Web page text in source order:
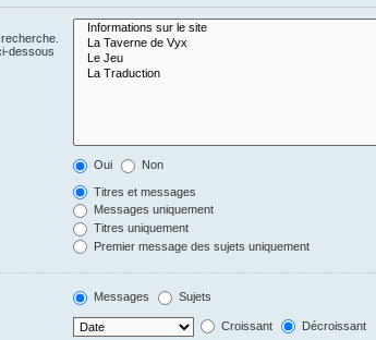
dessous
Oui Non
Titres et messages
Messages uniquement
Titres uniquement
Premier message des sujets uniquement
Messages Sujets
Croissant Décroissant